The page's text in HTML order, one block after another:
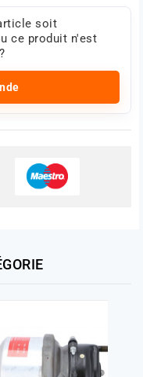
soit
ce produit n'est